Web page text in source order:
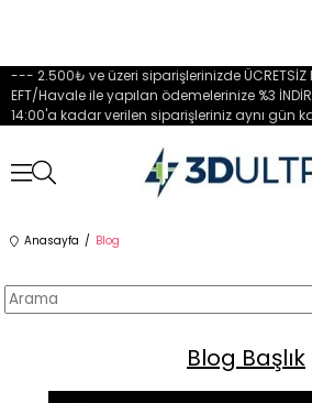
--- 2.500₺ ve üzeri siparişlerinizde
EFT/Havale ile yapılan ödemelerinize %3
14:00'a kadar verilen siparişleriniz aynı gün
Anasayfa Blog
Blog Başlık